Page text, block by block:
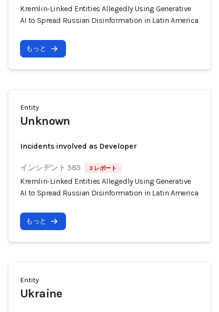
Kremlin-Linked Entities Allegedly Using Generative
AI to Spread Russian Disinformation in Latin America
もっと
Entity
Unknown
Incidents involved as Developer
インシデント 585 3 レポート
Kremlin-Linked Entities Allegedly Using Generative
AI to Spread Russian Disinformation in Latin America
もっと
Entity
Ukraine